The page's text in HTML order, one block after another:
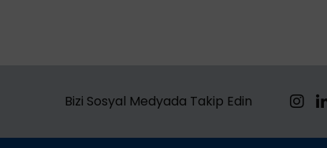
Bizi Sosyal Medyada Takip Edin